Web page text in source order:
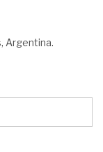
Argentina.